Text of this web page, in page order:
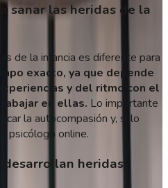
sanar las heridas de la
de la infancia es diferente para
exacto, ya que depende
y del ritmo con el
en ellas. Lo importante
la autocompasión y, si lo
psicólogo online.
desarrollan heridas